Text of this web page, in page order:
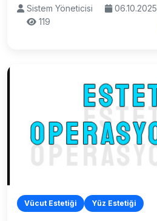
Sistem Yöneticisi
06.10.2025
119
Vücut Estetiği Yüz Estetiği